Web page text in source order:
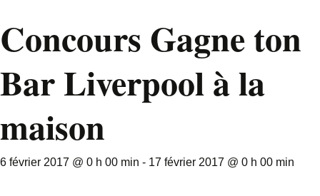
Concours Gagne ton
Bar Liverpool à la
maison
6 février 2017 @ 0 h 00 min - 17 février 2017 @ 0 h 00 min